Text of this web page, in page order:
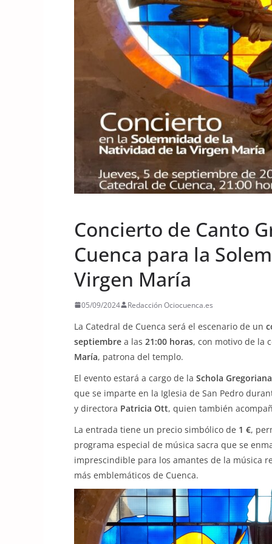
Concierto de Canto
Cuenca para la
Virgen María
05/09/2024 Redacción Ociocuenca.es
La Catedral de Cuenca será el escenario de un
septiembre a las 21:00 horas, con motivo de la
María, patrona del templo.
El evento estará a cargo de la Schola Gregoriana
que se imparte en la Iglesia de San Pedro
y directora Patricia Ott, quien también
La entrada tiene un precio simbólico de 1 €,
programa especial de música sacra que se
imprescindible para los amantes de la música
más emblemáticos de Cuenca.